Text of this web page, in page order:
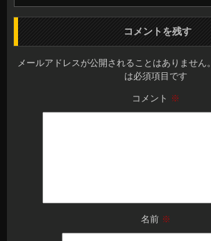
コメントを残す
メールアドレスが公開されることはありません。
は必須項目です
コメント ※
名前 ※